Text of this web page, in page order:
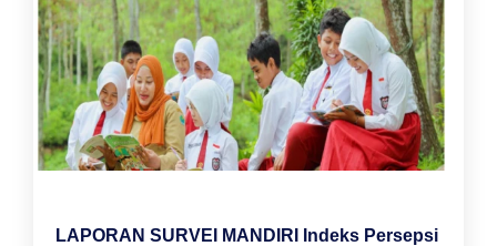
LAPORAN SURVEI MANDIRI Indeks Persepsi